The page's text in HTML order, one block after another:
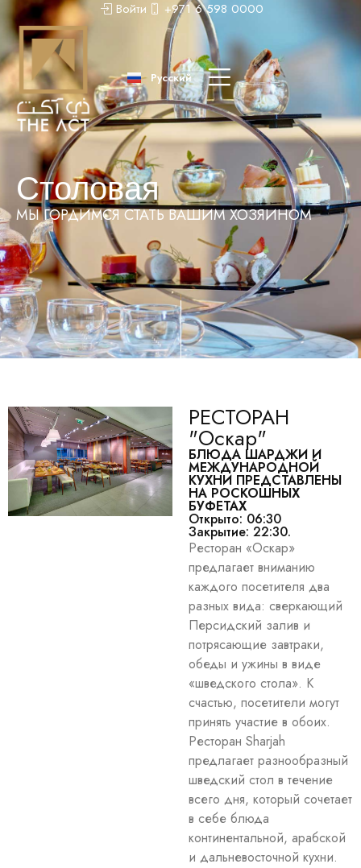
Войти +971 6 598 0000
Русский
عربى
中文 (中国)
English
Столовая
МЫ ГОРДИМСЯ СТАТЬ ВАШИМ ХОЗЯИНОМ
РЕСТОРАН
"Оскар"
БЛЮДА ШАРДЖИ И
МЕЖДУНАРОДНОЙ
КУХНИ ПРЕДСТАВЛЕНЫ
НА РОСКОШНЫХ
БУФЕТАХ
Открыто: 06:30
Закрытие: 22:30.
Ресторан «Оскар»
предлагает вниманию
каждого посетителя два
разных вида: сверкающий
Персидский залив и
потрясающие завтраки,
обеды и ужины в виде
«шведского стола». К
счастью, посетители могут
принять участие в обоих.
Ресторан Sharjah
предлагает разнообразный
шведский стол в течение
всего дня, который сочетает
в себе блюда
континентальной, арабской
и дальневосточной кухни.